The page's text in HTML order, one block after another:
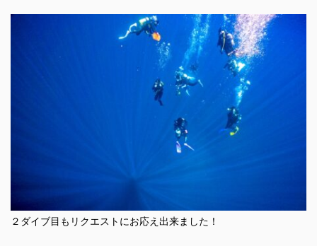
２ダイブ目もリクエストにお応え出来ました！